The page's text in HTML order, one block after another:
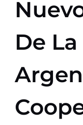
CONTACTO
SER PARTE
De